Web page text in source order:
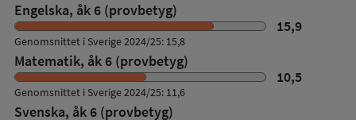
Engelska, åk 6 (provbetyg)
15,9
Genomsnittet i Sverige 2024/25: 15,8
Matematik, åk 6 (provbetyg)
10,5
Genomsnittet i Sverige 2024/25: 11,6
Svenska, åk 6 (provbetyg)